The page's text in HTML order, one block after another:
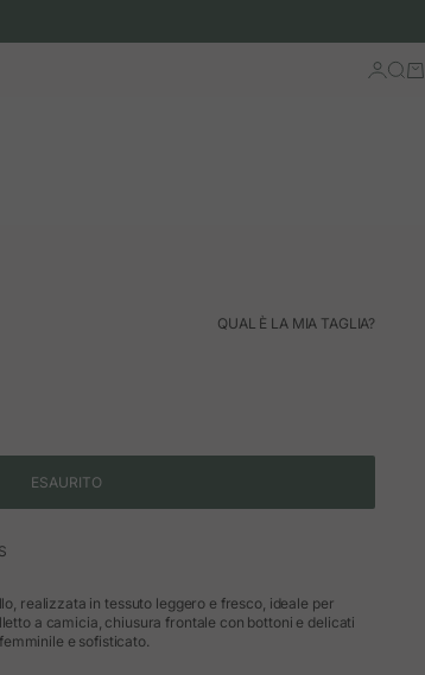
Accedi
QUAL È LA MIA TAGLIA?
ESAURITO
realizzata in tessuto leggero e fresco, ideale per
a camicia, chiusura frontale con bottoni e delicati
e sofisticato.